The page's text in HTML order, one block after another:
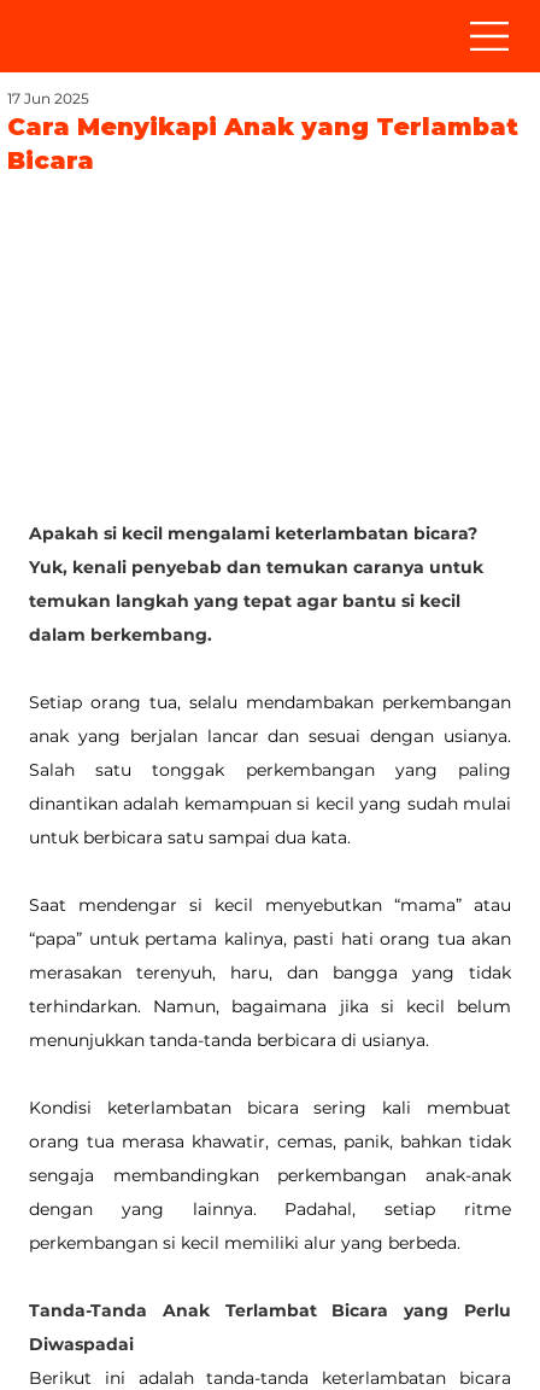
Cara Menyikapi Anak yang Terlambat
Bicara
17 Jun 2025
Apakah si kecil mengalami keterlambatan bicara?
Yuk, kenali penyebab dan temukan caranya untuk
temukan langkah yang tepat agar bantu si kecil
dalam berkembang.
Setiap orang tua, selalu mendambakan perkembangan
anak yang berjalan lancar dan sesuai dengan usianya.
Salah satu tonggak perkembangan yang paling
dinantikan adalah kemampuan si kecil yang sudah mulai
untuk berbicara satu sampai dua kata.
Saat mendengar si kecil menyebutkan “mama” atau
“papa” untuk pertama kalinya, pasti hati orang tua akan
merasakan terenyuh, haru, dan bangga yang tidak
terhindarkan. Namun, bagaimana jika si kecil belum
menunjukkan tanda-tanda berbicara di usianya.
Kondisi keterlambatan bicara sering kali membuat
orang tua merasa khawatir, cemas, panik, bahkan tidak
sengaja membandingkan perkembangan anak-anak
dengan yang lainnya. Padahal, setiap ritme
perkembangan si kecil memiliki alur yang berbeda.
Tanda-Tanda Anak Terlambat Bicara yang Perlu
Diwaspadai
Berikut ini adalah tanda-tanda keterlambatan bicara